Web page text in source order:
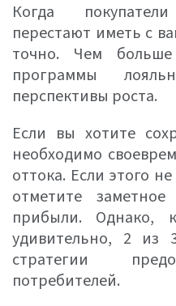
Когда
перестают иметь с
точно. Чем
программы
перспективы роста.
Если вы хотите
необходимо
оттока. Если этого
отметите
прибыли.
удивительно, 2
стратегии
потребителей.